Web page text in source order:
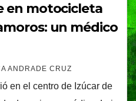
en motocicleta
un médico
ANDRADE CRUZ
en el centro de Izúcar de